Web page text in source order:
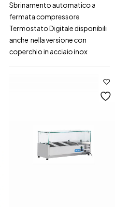
Sbrinamento automatico a
fermata compressore
Termostato Digitale disponibili
anche nella versione con
coperchio in acciaio inox